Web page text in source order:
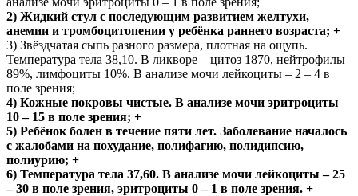
2) Жидкий стул с последующим развитием желтухи,
анемии и тромбоцитопении у ребёнка раннего возраста; +
3) Звёздчатая сыпь разного размера, плотная на ощупь.
Температура тела 38,10. В ликворе – цитоз 1870, нейтрофилы
89%, лимфоциты 10%. В анализе мочи лейкоциты – 2 – 4 в
поле зрения;
4) Кожные покровы чистые. В анализе мочи эритроциты
10 – 15 в поле зрения; +
5) Ребёнок болен в течение пяти лет. Заболевание началось
с жалобами на похудание, полифагию, полидипсию,
полиурию; +
6) Температура тела 37,60. В анализе мочи лейкоциты – 25
– 30 в поле зрения, эритроциты 0 – 1 в поле зрения. +